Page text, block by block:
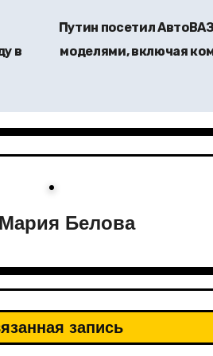
в
Путин посетил
моделями, включая
Мария Белова
запись